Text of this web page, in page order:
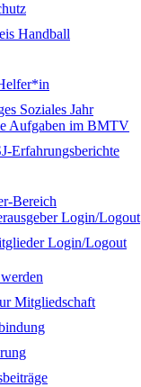
Handball
Soziales Jahr
Aufgaben im BMTV
Erfahrungsberichte
Bereich
Login/Logout
Login/Logout
Mitgliedschaft